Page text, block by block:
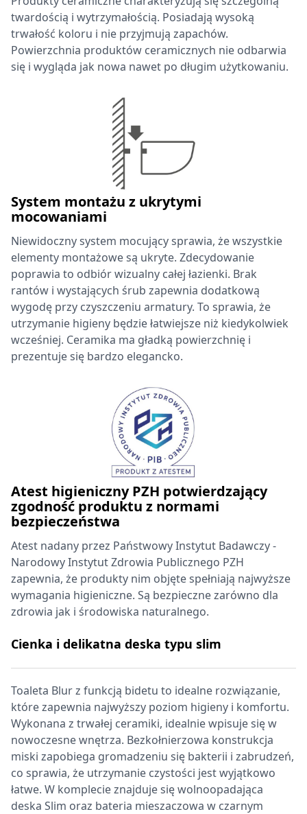
twardością i wytrzymałością. Posiadają wysoką
trwałość koloru i nie przyjmują zapachów.
Powierzchnia produktów ceramicznych nie odbarwia
się i wygląda jak nowa nawet po długim użytkowaniu.
System montażu z ukrytymi
mocowaniami
Niewidoczny system mocujący sprawia, że wszystkie
elementy montażowe są ukryte. Zdecydowanie
poprawia to odbiór wizualny całej łazienki. Brak
rantów i wystających śrub zapewnia dodatkową
wygodę przy czyszczeniu armatury. To sprawia, że
utrzymanie higieny będzie łatwiejsze niż kiedykolwiek
wcześniej. Ceramika ma gładką powierzchnię i
prezentuje się bardzo elegancko.
Atest higieniczny PZH potwierdzający
zgodność produktu z normami
bezpieczeństwa
Atest nadany przez Państwowy Instytut Badawczy -
Narodowy Instytut Zdrowia Publicznego PZH
zapewnia, że produkty nim objęte spełniają najwyższe
wymagania higieniczne. Są bezpieczne zarówno dla
zdrowia jak i środowiska naturalnego.
Cienka i delikatna deska typu slim
Toaleta Blur z funkcją bidetu to idealne rozwiązanie,
które zapewnia najwyższy poziom higieny i komfortu.
Wykonana z trwałej ceramiki, idealnie wpisuje się w
nowoczesne wnętrza. Bezkołnierzowa konstrukcja
miski zapobiega gromadzeniu się bakterii i zabrudzeń,
co sprawia, że utrzymanie czystości jest wyjątkowo
łatwe. W komplecie znajduje się wolnoopadająca
deska Slim oraz bateria mieszaczowa w czarnym